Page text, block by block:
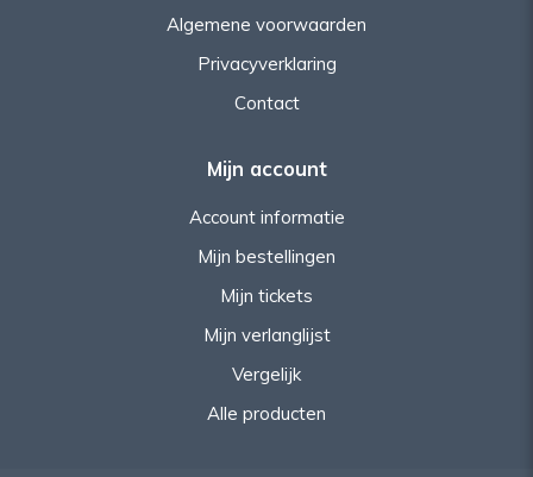
Algemene voorwaarden
Privacyverklaring
Contact
Mijn account
Account informatie
Mijn bestellingen
Mijn tickets
Mijn verlanglijst
Vergelijk
Alle producten